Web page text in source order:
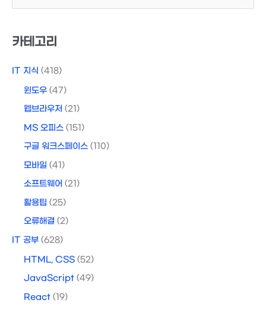
상
카테고리
IT 지식 (418)
윈도우 (47)
웹브라우저 (21)
MS 오피스 (151)
구글 워크스페이스 (110)
모바일 (41)
소프트웨어 (21)
활용팁 (25)
오류해결 (2)
IT 공부 (628)
HTML, CSS (52)
JavaScript (49)
React (19)